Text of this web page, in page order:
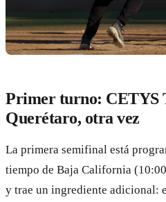
Primer turno: CETYS
Querétaro, otra vez
La primera semifinal está
tiempo de Baja California
y trae un ingrediente adicional: